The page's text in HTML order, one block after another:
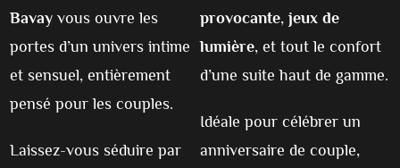
Bavay vous ouvre les
portes d’un univers intime
et sensuel, entièrement
pensé pour les couples.
Laissez-vous séduire par
provocante, jeux de
lumière, et tout le confort
d’une suite haut de gamme.
Idéale pour célébrer un
anniversaire de couple,